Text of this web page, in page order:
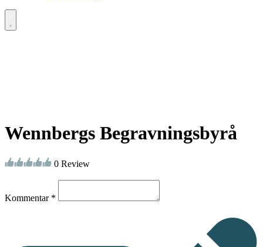
Wennbergs Begravningsbyrå
0 Review
Kommentar *